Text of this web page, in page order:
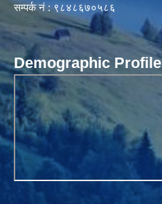
सम्पर्क नं : ९८४८६७०५८६
Demographic Profile